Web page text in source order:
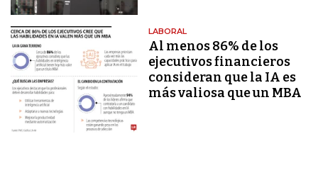
LABORAL
Al menos 86% de los
ejecutivos financieros
consideran que la IA es
más valiosa que un MBA